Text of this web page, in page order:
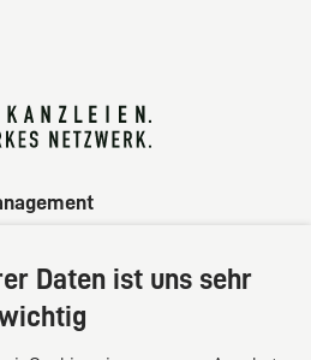
Daten ist uns sehr